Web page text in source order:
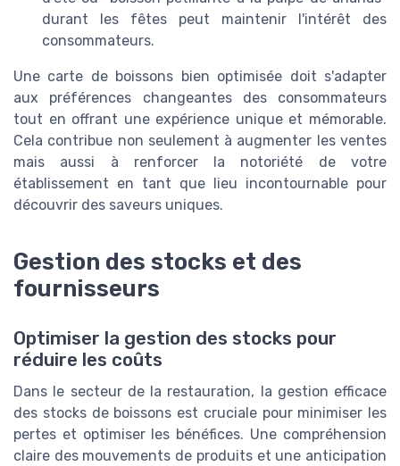
durant les fêtes peut maintenir l'intérêt des
consommateurs.
Une carte de boissons bien optimisée doit s'adapter
aux préférences changeantes des consommateurs
tout en offrant une expérience unique et mémorable.
Cela contribue non seulement à augmenter les ventes
mais aussi à renforcer la notoriété de votre
établissement en tant que lieu incontournable pour
découvrir des saveurs uniques.
Gestion des stocks et des
fournisseurs
Optimiser la gestion des stocks pour
réduire les coûts
Dans le secteur de la restauration, la gestion efficace
des stocks de boissons est cruciale pour minimiser les
pertes et optimiser les bénéfices. Une compréhension
claire des mouvements de produits et une anticipation